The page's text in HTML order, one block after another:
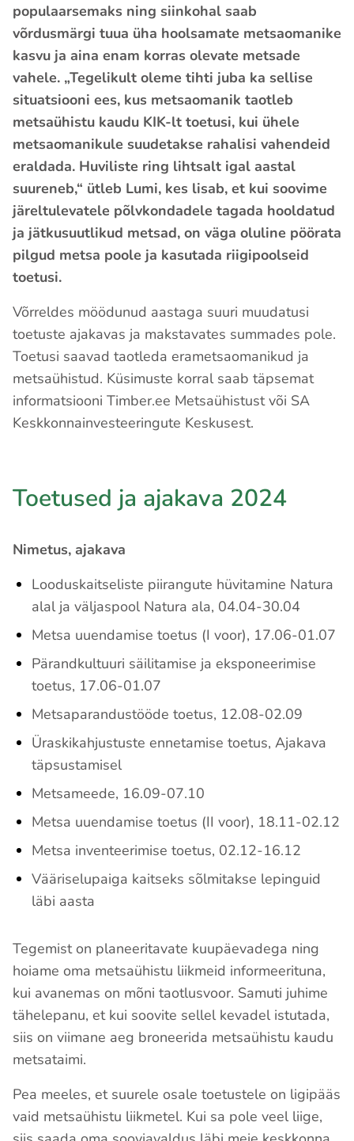
populaarsemaks ning siinkohal saab
võrdusmärgi tuua üha hoolsamate metsaomanike
kasvu ja aina enam korras olevate metsade
vahele. „Tegelikult oleme tihti juba ka sellise
situatsiooni ees, kus metsaomanik taotleb
metsaühistu kaudu KIK-lt toetusi, kui ühele
metsaomanikule suudetakse rahalisi vahendeid
eraldada. Huviliste ring lihtsalt igal aastal
suureneb,“ ütleb Lumi, kes lisab, et kui soovime
järeltulevatele põlvkondadele tagada hooldatud
ja jätkusuutlikud metsad, on väga oluline pöörata
pilgud metsa poole ja kasutada riigipoolseid
toetusi.
Võrreldes möödunud aastaga suuri muudatusi
toetuste ajakavas ja makstavates summades pole.
Toetusi saavad taotleda erametsaomanikud ja
metsaühistud. Küsimuste korral saab täpsemat
informatsiooni Timber.ee Metsaühistust või SA
Keskkonnainvesteeringute Keskusest.
Toetused ja ajakava 2024
Nimetus, ajakava
Looduskaitseliste piirangute hüvitamine Natura
alal ja väljaspool Natura ala, 04.04-30.04
Metsa uuendamise toetus (I voor), 17.06-01.07
Pärandkultuuri säilitamise ja eksponeerimise
toetus, 17.06-01.07
Metsaparandustööde toetus, 12.08-02.09
Üraskikahjustuste ennetamise toetus, Ajakava
täpsustamisel
Metsameede, 16.09-07.10
Metsa uuendamise toetus (II voor), 18.11-02.12
Metsa inventeerimise toetus, 02.12-16.12
Vääriselupaiga kaitseks sõlmitakse lepinguid
läbi aasta
Tegemist on planeeritavate kuupäevadega ning
hoiame oma metsaühistu liikmeid informeerituna,
kui avanemas on mõni taotlusvoor. Samuti juhime
tähelepanu, et kui soovite sellel kevadel istutada,
siis on viimane aeg broneerida metsaühistu kaudu
metsataimi.
Pea meeles, et suurele osale toetustele on ligipääs
vaid metsaühistu liikmetel. Kui sa pole veel liige,